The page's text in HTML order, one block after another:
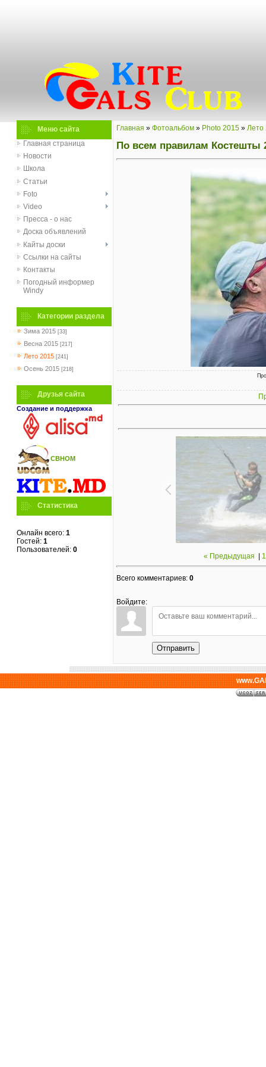
Меню сайта
Главная страница
Новости
Школа
Статьи
Foto
Video
Пресса - о нас
Доска объявлений
Кайты доски
Ссылки на сайты
Контакты
Погодный информер
Windy
Категории раздела
Зима 2015 [33]
Весна 2015 [217]
Лето 2015 [241]
Осень 2015 [218]
Друзья сайта
Создание и поддержка
СВНОМ
Статистика
Онлайн всего: 1
Гостей: 1
Пользователей: 0
Главная » Фотоальбом » Photo 2015 » Лето
По всем правилам Костешты
« Предыдущая
Всего комментариев: 0
Войдите:
Отправить